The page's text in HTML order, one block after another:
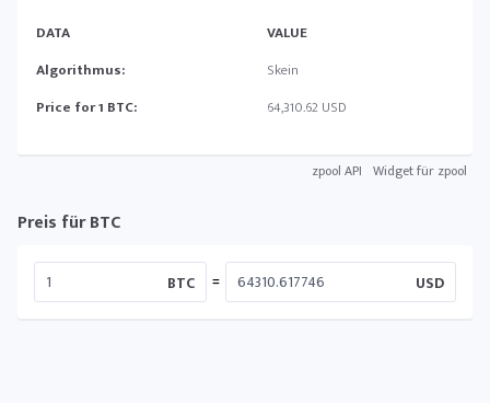
DATA
VALUE
Algorithmus:
Skein
Price for 1 BTC:
64,310.62 USD
zpool API Widget für zpool
Preis für BTC
BTC = USD